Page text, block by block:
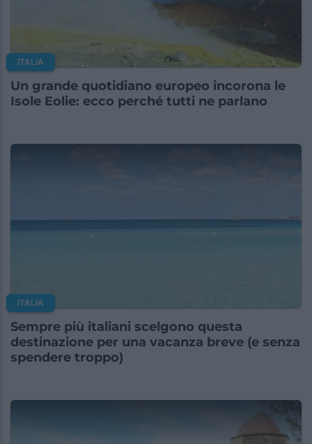
ITALIA
Un grande quotidiano europeo incorona le
Isole Eolie: ecco perché tutti ne parlano
ITALIA
Sempre più italiani scelgono questa
destinazione per una vacanza breve (e senza
spendere troppo)